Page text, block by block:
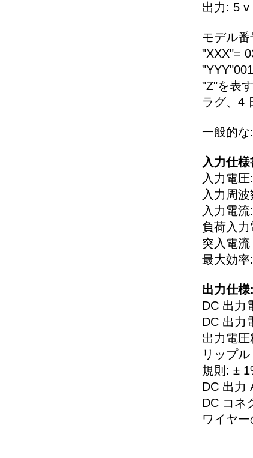
出力: 5 v
モデル
"XXX"=
"Z"を表
ラグ、4
一般的
入力仕様
入力電
入力周
入力電
負荷入
突入電
最大効率
出力仕様:
DC 出力
DC 出力
出力電
リップ
規則: ±
DC 出力
DC コネ
ワイヤ